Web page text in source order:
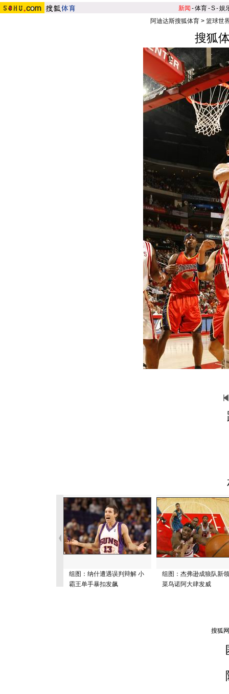
新闻 -体育-S-娱
阿迪达斯搜狐体育 > 篮球世
搜狐
组图：纳什遭遇误判辩解 小
霸王单手暴扣发飙
组图：杰弗逊成狼队新
菜鸟诺阿大肆发威